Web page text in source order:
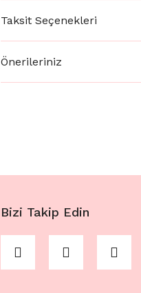
Taksit Seçenekleri
Önerileriniz
Bizi Takip Edin